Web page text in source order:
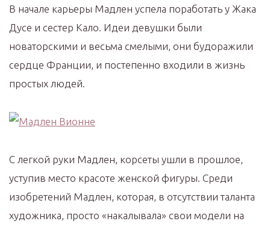
В начале карьеры Мадлен успела поработать у Жака
Дусе и сестер Кало. Идеи девушки были
новаторскими и весьма смелыми, они будоражили
сердце Франции, и постепенно входили в жизнь
простых людей.
С легкой руки Мадлен, корсеты ушли в прошлое,
уступив место красоте женской фигуры. Среди
изобретений Мадлен, которая, в отсутствии таланта
художника, просто «накалывала» свои модели на